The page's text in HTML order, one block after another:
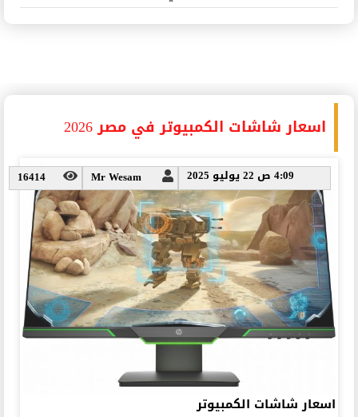
اسعار شاشات الكمبيوتر في مصر 2026
4:09 ص 22 يوليو 2025 Mr Wesam
16414
اسعار شاشات الكمبيوتر